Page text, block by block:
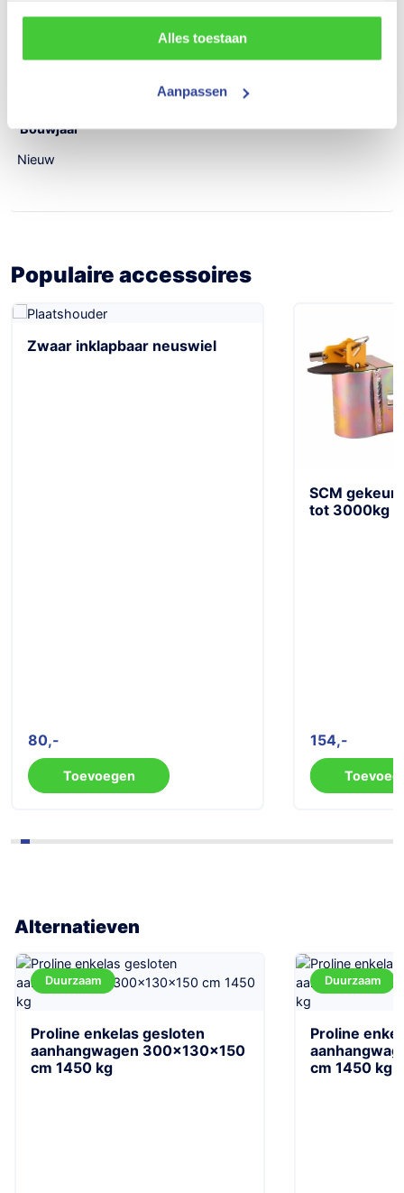
Alles toestaan
Aanpassen
Aantal assen
Bouwjaar
Nieuw
Populaire accessoires
Zwaar inklapbaar neuswiel
80
Toevoegen
SCM
tot 3000kg
154
Alternatieven
Duurzaam
Proline enkelas gesloten
aanhangwagen 300x130x150
cm 1450 kg
Duurzaam
Proline
cm 1450 kg